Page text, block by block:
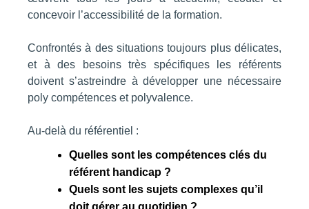
concevoir l’accessibilité de la formation.
Confrontés à des situations toujours plus délicates,
et à des besoins très spécifiques les référents
doivent s’astreindre à développer une nécessaire
poly compétences et polyvalence.
Au-delà du référentiel :
Quelles sont les compétences clés du
référent handicap ?
Quels sont les sujets complexes qu’il
doit gérer au quotidien ?